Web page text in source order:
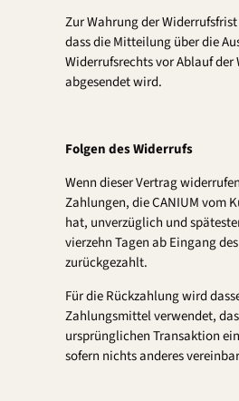
Zur Wahrung der
dass die Mitteilung über die
Widerrufsrechts vor Ablauf
abgesendet wird.
Folgen des Widerrufs
Wenn dieser Vertrag
Zahlungen, die CANIUM vom
hat, unverzüglich und
vierzehn Tagen ab Eingang
zurückgezahlt.
Für die Rückzahlung wird
Zahlungsmittel verwendet,
ursprünglichen Transaktion
sofern nichts anderes